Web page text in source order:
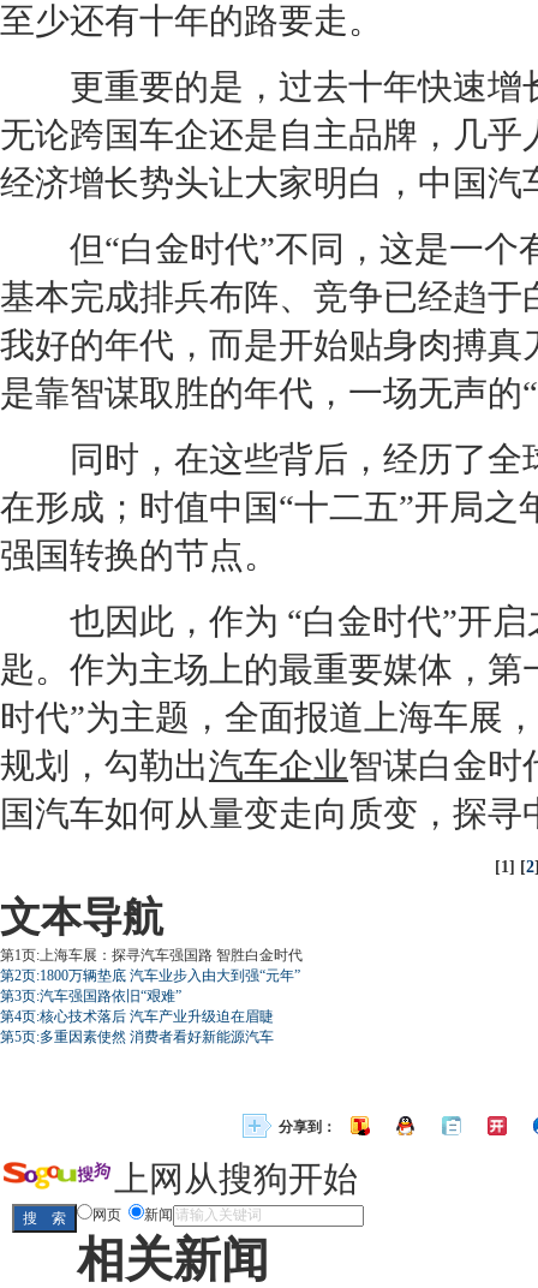
至少还有十年的路要走。
更重要的是，过去十年快速增
无论跨国车企还是自主品牌，几
经济增长势头让大家明白，中国汽
但“白金时代”不同，这是一个
基本完成排兵布阵、竞争已经趋
我好的年代，而是开始贴身肉搏
是靠智谋取胜的年代，一场无声
同时，在这些背后，经历了全
在形成；时值中国“十二五”开局
强国转换的节点。
也因此，作为 “白金时代”开启
匙。作为主场上的最重要媒体，
时代”为主题，全面报道 上海车展
规划，勾勒出汽车企业智谋白金时
国汽车如何从量变走向质变，探
[1] [2
文本导航
第1页:上海车展：探寻汽车强国路 智胜白金时代
第2页:1800万辆垫底 汽车业步入由大到强“元年”
第3页:汽车强国路依旧“艰难”
第4页:核心技术落后 汽车产业升级迫在眉睫
第5页:多重因素使然 消费者看好新能源汽车
分享到：
上网从搜狗开始
网页 新闻
相关新闻